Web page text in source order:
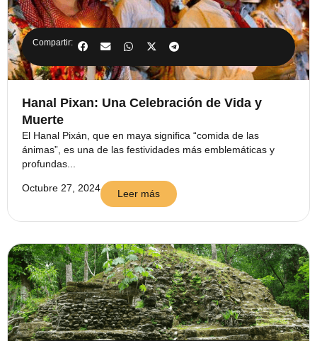
Compartir:
Hanal Pixan: Una Celebración de Vida y
Muerte
El Hanal Pixán, que en maya significa “comida de las
ánimas”, es una de las festividades más emblemáticas y
profundas...
Octubre 27, 2024 Leer más